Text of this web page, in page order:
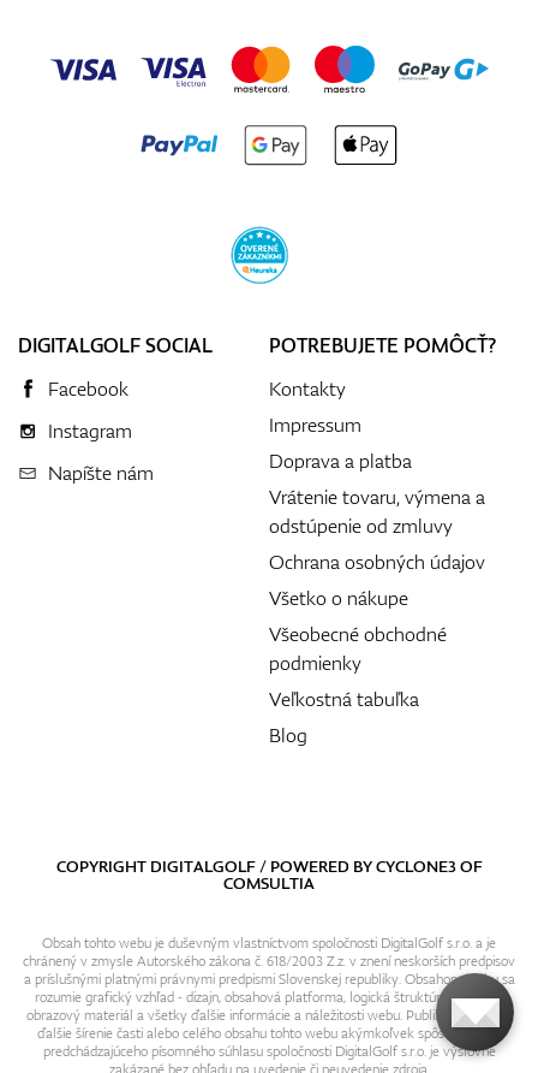
DIGITALGOLF SOCIAL
Facebook
Instagram
Napíšte nám
POTREBUJETE POMÔCŤ?
Kontakty
Impressum
Doprava a platba
Vrátenie tovaru, výmena a
odstúpenie od zmluvy
Ochrana osobných údajov
Všetko o nákupe
Všeobecné obchodné
podmienky
Veľkostná tabuľka
Blog
COPYRIGHT DIGITALGOLF / POWERED BYCYCLONE3OF
COMSULTIA
Obsah tohto webu je duševným vlastníctvom spoločnosti DigitalGolf s.r.o. a je
chránený v zmysle Autorského zákona č. 618/2003 Z.z. v znení neskorších predpisov
a príslušnými platnými právnymi predpismi Slovenskej republiky. Obsahom webu sa
rozumie grafický vzhľad - dizajn, obsahová platforma, logická štruktúra, textový i
obrazový materiál a všetky ďalšie informácie a náležitosti webu. Publikovanie resp.
ďalšie šírenie časti alebo celého obsahu tohto webu akýmkoľvek spôsobom bez
predchádzajúceho písomného súhlasu spoločnosti DigitalGolf s.r.o. je výslovne
zakázané bez ohľadu na uvedenie či neuvedenie zdroja.